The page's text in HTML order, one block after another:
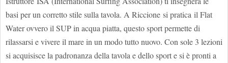
basi per un corretto stile sulla tavola. A Riccione si pratica il Flat
Water ovvero il SUP in acqua piatta, questo sport permette di
rilassarsi e vivere il mare in un modo tutto nuovo. Con sole 3 lezioni
si acquisisce la padronanza della tavola e dello sport e si è pronti a